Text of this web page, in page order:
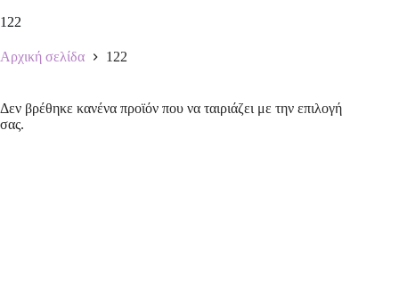
122
Αρχική σελίδα 122
Δεν βρέθηκε κανένα προϊόν που να ταιριάζει με την επιλογή
σας.